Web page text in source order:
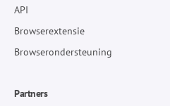
API
Browserextensie
Browserondersteuning
Partners